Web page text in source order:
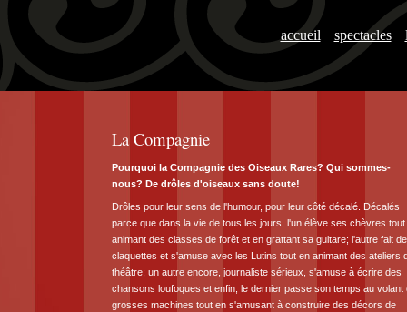
accueil spectacles
La Compagnie
Pourquoi la Compagnie des Oiseaux Rares? Qui sommes-
nous? De drôles d'oiseaux sans doute!
Drôles pour leur sens de l'humour, pour leur côté décalé. Décalés
parce que dans la vie de tous les jours, l'un élève ses chèvres tout
animant des classes de forêt et en grattant sa guitare; l'autre fait
claquettes et s'amuse avec les Lutins tout en animant des ateliers
théâtre; un autre encore, journaliste sérieux, s'amuse à écrire des
chansons loufoques et enfin, le dernier passe son temps au volant
grosses machines tout en s'amusant à construire des décors de